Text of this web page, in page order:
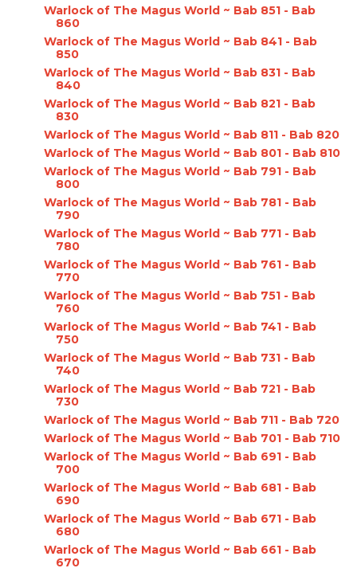
Warlock of The Magus World ~ Bab 851 - Bab
860
Warlock of The Magus World ~ Bab 841 - Bab
850
Warlock of The Magus World ~ Bab 831 - Bab
840
Warlock of The Magus World ~ Bab 821 - Bab
830
Warlock of The Magus World ~ Bab 811 - Bab 820
Warlock of The Magus World ~ Bab 801 - Bab 810
Warlock of The Magus World ~ Bab 791 - Bab
800
Warlock of The Magus World ~ Bab 781 - Bab
790
Warlock of The Magus World ~ Bab 771 - Bab
780
Warlock of The Magus World ~ Bab 761 - Bab
770
Warlock of The Magus World ~ Bab 751 - Bab
760
Warlock of The Magus World ~ Bab 741 - Bab
750
Warlock of The Magus World ~ Bab 731 - Bab
740
Warlock of The Magus World ~ Bab 721 - Bab
730
Warlock of The Magus World ~ Bab 711 - Bab 720
Warlock of The Magus World ~ Bab 701 - Bab 710
Warlock of The Magus World ~ Bab 691 - Bab
700
Warlock of The Magus World ~ Bab 681 - Bab
690
Warlock of The Magus World ~ Bab 671 - Bab
680
Warlock of The Magus World ~ Bab 661 - Bab
670